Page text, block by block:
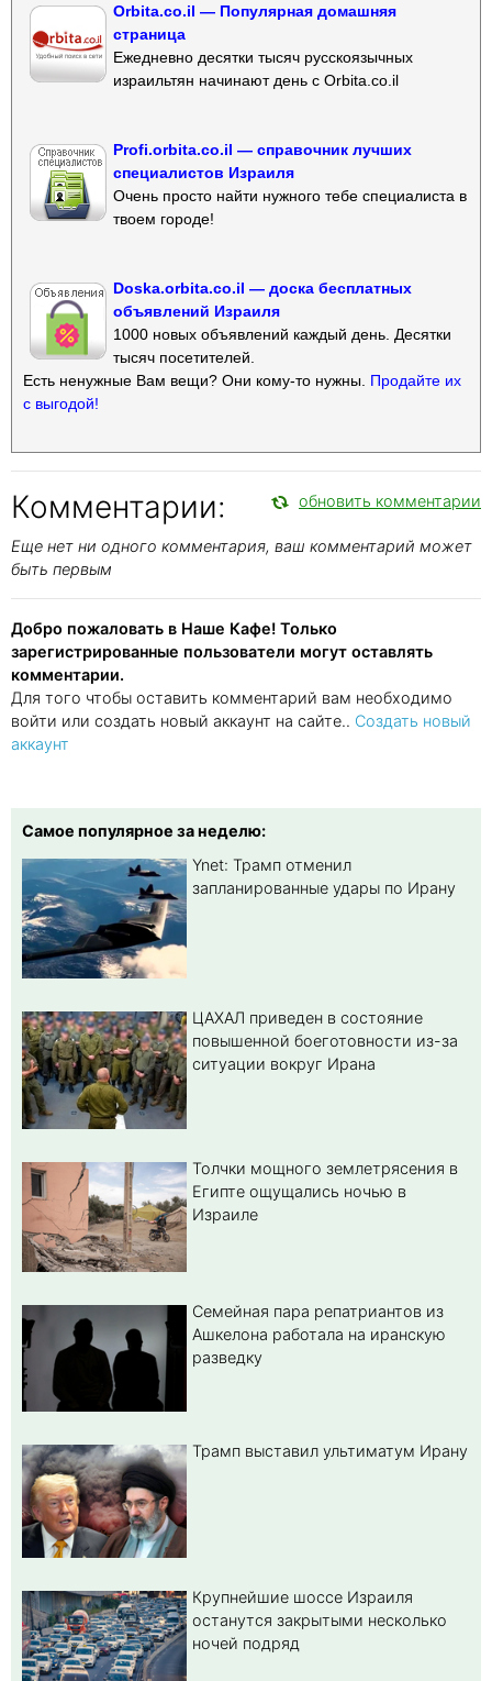
Orbita.co.il — Популярная домашняя
страница
Ежедневно десятки тысяч русскоязычных
израильтян начинают день с Orbita.co.il
Profi.orbita.co.il — справочник лучших
специалистов Израиля
Очень просто найти нужного тебе специалиста в
твоем городе!
Doska.orbita.co.il — доска бесплатных
объявлений Израиля
1000 новых объявлений каждый день. Десятки
тысяч посетителей.
Есть ненужные Вам вещи? Они кому-то нужны. Продайте их
с выгодой!
Комментарии: обновить комментарии
Еще нет ни одного комментария, ваш комментарий может
быть первым
Добро пожаловать в Наше Кафе! Только
зарегистрированные пользователи могут оставлять
комментарии.
Для того чтобы оставить комментарий вам необходимо
войти или создать новый аккаунт на сайте.. Создать новый
аккаунт
Самое популярное за неделю:
Ynet: Трамп отменил
запланированные удары по Ирану
ЦАХАЛ приведен в состояние
повышенной боеготовности из-за
ситуации вокруг Ирана
Толчки мощного землетрясения в
Египте ощущались ночью в
Израиле
Семейная пара репатриантов из
Ашкелона работала на иранскую
разведку
Трамп выставил ультиматум Ирану
Крупнейшие шоссе Израиля
останутся закрытыми несколько
ночей подряд